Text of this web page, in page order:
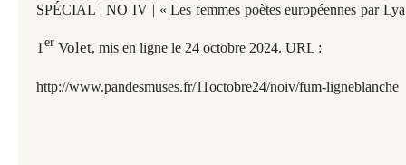
SPÉCIAL | NO IV | « Les femmes poètes européennes par
1er Volet, mis en ligne le 24 octobre 2024. URL :
http://www.pandesmuses.fr/11octobre24/noiv/fum-ligneblanche